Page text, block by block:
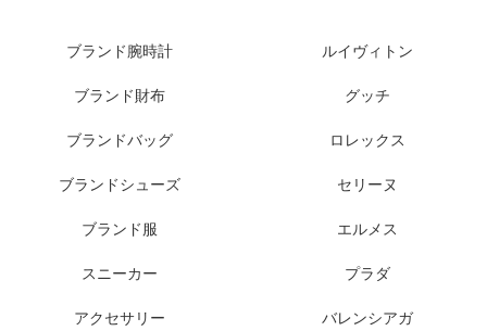
ブランド腕時計
ブランド財布
ブランドバッグ
ブランドシューズ
ブランド服
スニーカー
アクセサリー
ルイヴィトン
グッチ
ロレックス
セリーヌ
エルメス
プラダ
バレンシアガ